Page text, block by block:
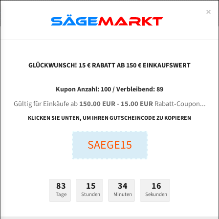
STA Steeltec DCA - 340 für 4100 mm Bi-Metall
Bandsägeblätter
Länge (mm):
Stärken + Zahnteilung:
mm
ABOUTS
ENGLISH
Bi-Metall Meterware
Fleischerei Bandsägeblätter
Bandmesser Glatt Meterware
Konvex Meterware
×
GLÜCKWUNSCH! 15 € RABATT AB 150 € EINKAUFSWERT
Kupon Anzahl: 100 / Verbleibend: 89
Gültig für Einkäufe ab150.00 EUR- 15.00 EURRabatt-Coupon...
KLICKEN SIE UNTEN, UM IHREN GUTSCHEINCODE ZU KOPIEREN
SAEGE15
83
Tage
15
Stunden
34
Minuten
16
Sekunden